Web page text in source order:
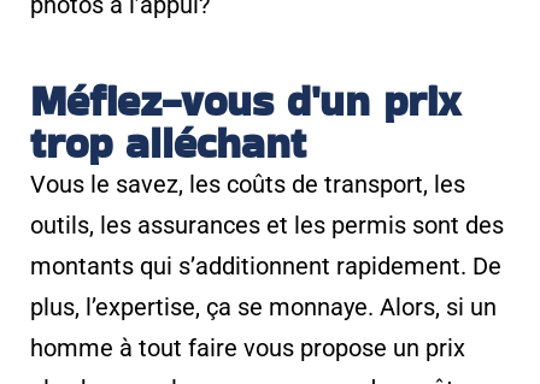
Méfiez-vous d'un prix
trop alléchant
Vous le savez, les coûts de transport, les
outils, les assurances et les permis sont des
montants qui s’additionnent rapidement. De
plus, l’expertise, ça se monnaye. Alors, si un
homme à tout faire vous propose un prix